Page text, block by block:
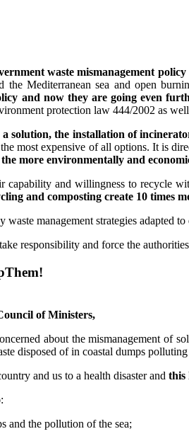
waste mismanagement policy
Mediterranean sea and open
and now they are going even
protection law 444/2002 as
solution, the installation of
most expensive of all options. It is
more environmentally and
capability and willingness to recycle
and composting create 10 times
waste management strategies adapted
responsibility and force the
of Ministers,
about the mismanagement of
disposed of in coastal dumps
and us to a health disaster and this
and the pollution of the sea;